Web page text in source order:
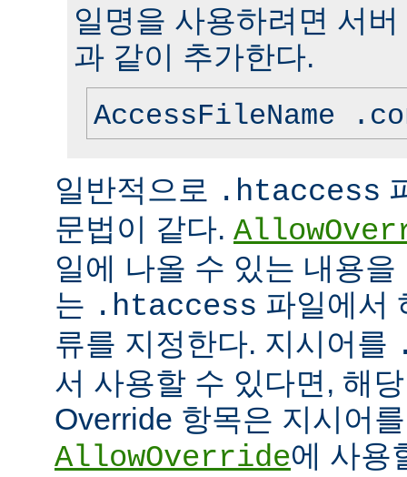
일명을 사용하려면 서
과 같이 추가한다.
AccessFileName
일반적으로 .htaccess
문법이 같다.
일에 나올 수 있는 내용
는 .htaccess 파일에서
류를 지정한다. 지시어를
서 사용할 수 있다면, 해
Override 항목은 지시어
AllowOverride에 사용